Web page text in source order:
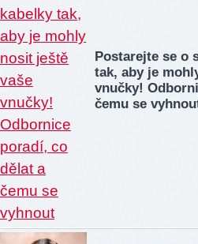
Postarejte se o
tak, aby je
vnučky!
čemu se